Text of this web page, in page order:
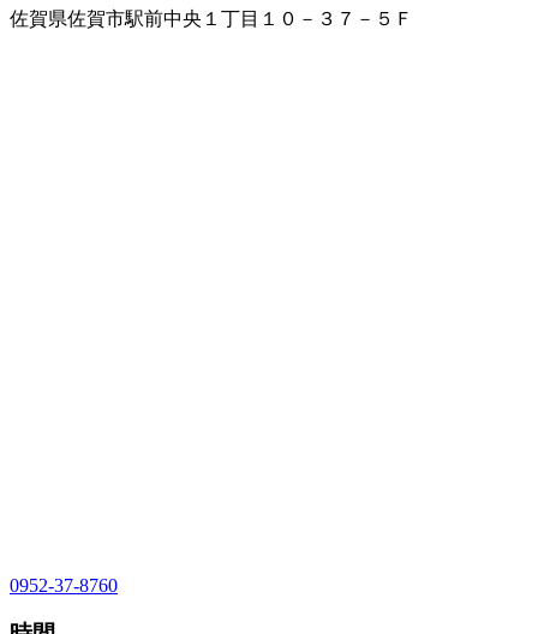
佐賀県佐賀市駅前中央１丁目１０－３７－５Ｆ
0952-37-8760